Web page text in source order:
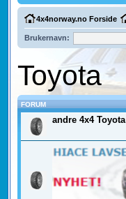
4x4norway.no Forside
Brukernavn:
Toyota
FORUM
andre 4x4 Toyota